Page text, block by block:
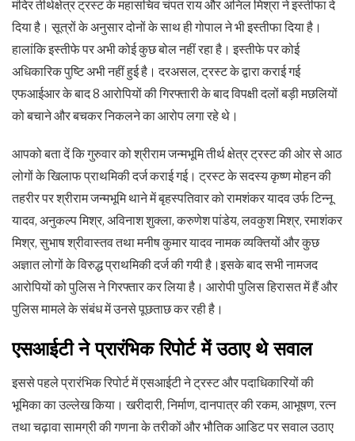
मंदिर तीर्थक्षेत्र ट्रस्ट के महासचिव चंपत राय और अनिल मिश्रा ने इस्तीफा दे
दिया है। सूत्रों के अनुसार दोनों के साथ ही गोपाल ने भी इस्तीफा दिया है।
हालांकि इस्तीफे पर अभी कोई कुछ बोल नहीं रहा है। इस्तीफे पर कोई
अधिकारिक पुष्टि अभी नहीं हुई है। दरअसल, ट्रस्ट के द्वारा कराई गई
एफआईआर के बाद 8 आरोपियों की गिरफ्तारी के बाद विपक्षी दलों बड़ी मछलियों
को बचाने और बचकर निकलने का आरोप लगा रहे थे।
आपको बता दें कि गुरुवार को श्रीराम जन्मभूमि तीर्थ क्षेत्र ट्रस्ट की ओर से आठ
लोगों के खिलाफ प्राथमिकी दर्ज कराई गई। ट्रस्ट के सदस्य कृष्ण मोहन की
तहरीर पर श्रीराम जन्मभूमि थाने में बृहस्पतिवार को रामशंकर यादव उर्फ टिन्नू
यादव, अनुकल्प मिश्र, अविनाश शुक्ला, करुणेश पांडेय, लवकुश मिश्र, रमाशंकर
मिश्र, सुभाष श्रीवास्तव तथा मनीष कुमार यादव नामक व्यक्तियों और कुछ
अज्ञात लोगों के विरुद्ध प्राथमिकी दर्ज की गयी है।इसके बाद सभी नामजद
आरोपियों को पुलिस ने गिरफ्तार कर लिया है। आरोपी पुलिस हिरासत में हैं और
पुलिस मामले के संबंध में उनसे पूछताछ कर रही है।
एसआईटी ने प्रारंभिक रिपोर्ट में उठाए थे सवाल
इससे पहले प्रारंभिक रिपोर्ट में एसआईटी ने ट्रस्ट और पदाधिकारियों की
भूमिका का उल्लेख किया। खरीदारी, निर्माण, दानपात्र की रकम, आभूषण, रत्न
तथा चढ़ावा सामग्री की गणना के तरीकों और भौतिक आडिट पर सवाल उठाए